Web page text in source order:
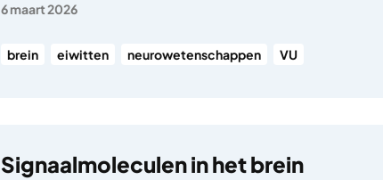
6 maart 2026
brein eiwitten neurowetenschappen VU
Signaalmoleculen in het brein